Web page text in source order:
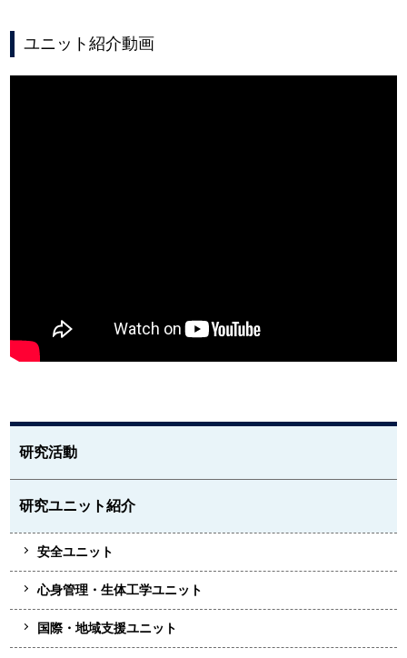
ユニット紹介動画
研究活動
研究ユニット紹介
安全ユニット
心身管理・生体工学ユニット
国際・地域支援ユニット